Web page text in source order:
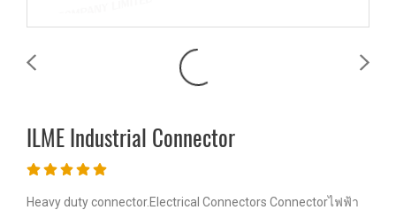
ILME Industrial Connector
Heavy duty connector.Electrical Connectors Connectorไฟฟ้า